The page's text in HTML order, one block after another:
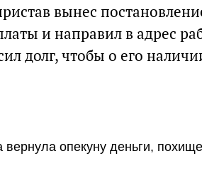
вынес
и направил в адрес
долг, чтобы о его
вернула опекуну деньги,